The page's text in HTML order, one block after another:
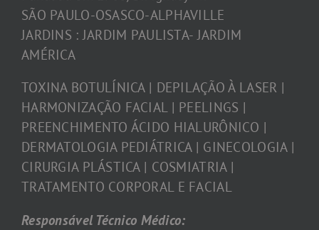
SÃO PAULO-OSASCO-ALPHAVILLE
JARDINS : JARDIM PAULISTA- JARDIM
AMÉRICA
TOXINA BOTULÍNICA | DEPILAÇÃO À LASER |
HARMONIZAÇÃO FACIAL | PEELINGS |
PREENCHIMENTO ÁCIDO HIALURÔNICO |
DERMATOLOGIA PEDIÁTRICA | GINECOLOGIA |
CIRURGIA PLÁSTICA | COSMIATRIA |
TRATAMENTO CORPORAL E FACIAL
Responsável Técnico Médico: